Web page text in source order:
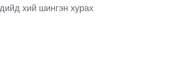
хий шингэн хурах